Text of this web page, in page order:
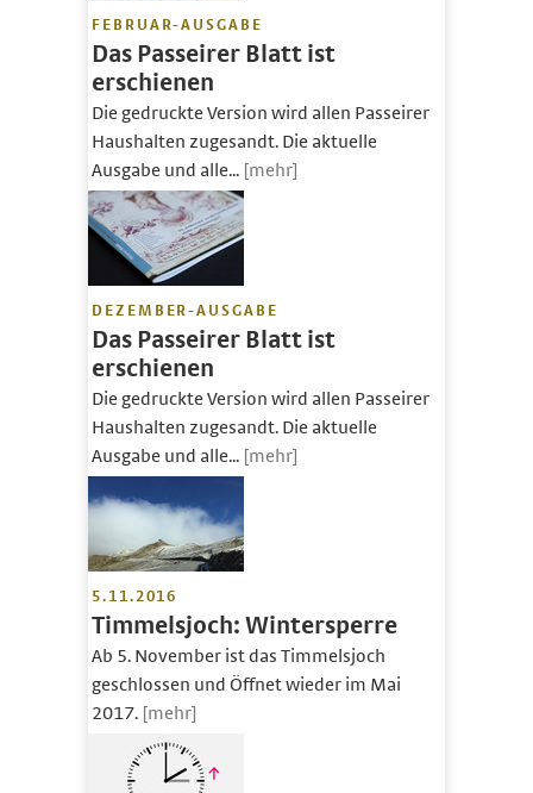
FEBRUAR-AUSGABE
Das Passeirer Blatt ist
erschienen
Die gedruckte Version wird allen Passeirer
Haushalten zugesandt. Die aktuelle
Ausgabe und alle... [mehr]
DEZEMBER-AUSGABE
Das Passeirer Blatt ist
erschienen
Die gedruckte Version wird allen Passeirer
Haushalten zugesandt. Die aktuelle
Ausgabe und alle... [mehr]
5.11.2016
Timmelsjoch: Wintersperre
Ab 5. November ist das Timmelsjoch
geschlossen und Öffnet wieder im Mai
2017. [mehr]